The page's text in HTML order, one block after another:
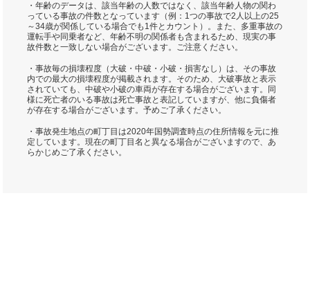
・年齢のデータは、該当年齢の人数ではなく、該当年齢人物の関わ
っている事故の件数となっています（例：1つの事故で2人以上の25
～34歳が関係している場合でも1件とカウント）。また、多重事故の
運転手や同乗者など、年齢不明の関係者も含まれるため、現実の事
故件数と一致しない場合がございます。ご注意ください。
・事故毎の損壊程度（大破・中破・小破・損害なし）は、その事故
内での最大の損壊程度が掲載されます。そのため、大破事故と表示
されていても、中破や小破の車両が存在する場合がございます。同
様に死亡者のいる事故は死亡事故と表記していますが、他に負傷者
が存在する場合がございます。予めご了承ください。
・事故発生地点の町丁目は2020年国勢調査時点の住所情報を元に推
定しています。現在の町丁目名と異なる場合がございますので、あ
らかじめご了承ください。